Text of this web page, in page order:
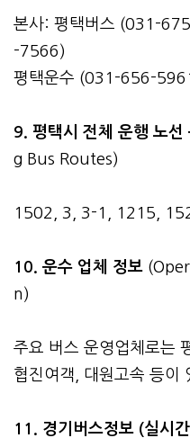
본사: 평택버스 (031-
-7566)
평택운수 (031-656-
9. 평택시 전체 운행 노선
g Bus Routes)
1502, 3, 3-1, 1215,
10. 운수 업체 정보
n)
주요 버스 운영업체로는
협진여객, 대원고속 등이
11. 경기버스정보 (실시